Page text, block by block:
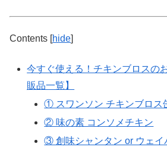
Contents hide
今すぐ使える！チキンブロスの
販品一覧】
① スワンソン チキンブロス
② 味の素 コンソメチキン
③ 創味シャンタン or ウェイ